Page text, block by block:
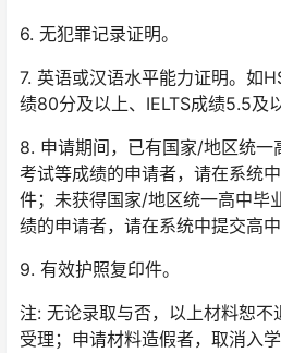
6. 无犯罪记录证明。
7. 英语或汉语水平能力证明。如
绩80分及以上、IELTS成绩5.5及
8. 申请期间，已有国家/地区统
考试等成绩的申请者，请在系统
件；未获得国家/地区统一高中毕
绩的申请者，请在系统中提交高中
9. 有效护照复印件。
注: 无论录取与否，以上材料恕不
受理；申请材料造假者，取消入学